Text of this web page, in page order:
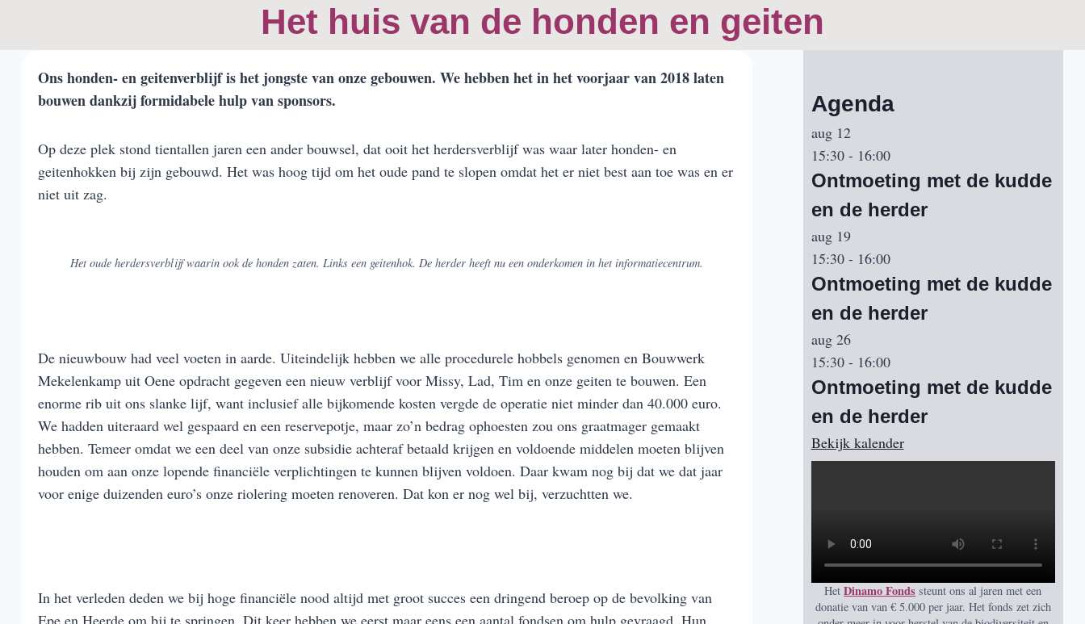
Het huis van de honden en geiten
Ons honden- en geitenverblijf is het jongste van onze gebouwen. We hebben het in het voorjaar van 2018 laten
bouwen dankzij formidabele hulp van sponsors.
Op deze plek stond tientallen jaren een ander bouwsel, dat ooit het herdersverblijf was waar later honden- en
geitenhokken bij zijn gebouwd. Het was hoog tijd om het oude pand te slopen omdat het er niet best aan toe was en er
niet uit zag.
Het oude herdersverblijf waarin ook de honden zaten. Links een geitenhok. De herder heeft nu een onderkomen in het informatiecentrum.
De nieuwbouw had veel voeten in aarde. Uiteindelijk hebben we alle procedurele hobbels genomen en Bouwwerk
Mekelenkamp uit Oene opdracht gegeven een nieuw verblijf voor Missy, Lad, Tim en onze geiten te bouwen. Een
enorme rib uit ons slanke lijf, want inclusief alle bijkomende kosten vergde de operatie niet minder dan 40.000 euro.
We hadden uiteraard wel gespaard en een reservepotje, maar zo’n bedrag ophoesten zou ons graatmager gemaakt
hebben. Temeer omdat we een deel van onze subsidie achteraf betaald krijgen en voldoende middelen moeten blijven
houden om aan onze lopende financiële verplichtingen te kunnen blijven voldoen. Daar kwam nog bij dat we dat jaar
voor enige duizenden euro’s onze riolering moeten renoveren. Dat kon er nog wel bij, verzuchtten we.
In het verleden deden we bij hoge financiële nood altijd met groot succes een dringend beroep op de bevolking van
Epe en Heerde om bij te springen. Dit keer hebben we eerst maar eens een aantal fondsen om hulp gevraagd. Hun
Agenda
aug 12
15:30- 16:00
Ontmoeting met de kudde
en de herder
aug 19
15:30- 16:00
Ontmoeting met de kudde
en de herder
aug 26
15:30- 16:00
Ontmoeting met de kudde
en de herder
Bekijk kalender
HetDinamo Fonds steunt ons al jaren met een
donatie van van € 5.000 per jaar. Het fonds zet zich